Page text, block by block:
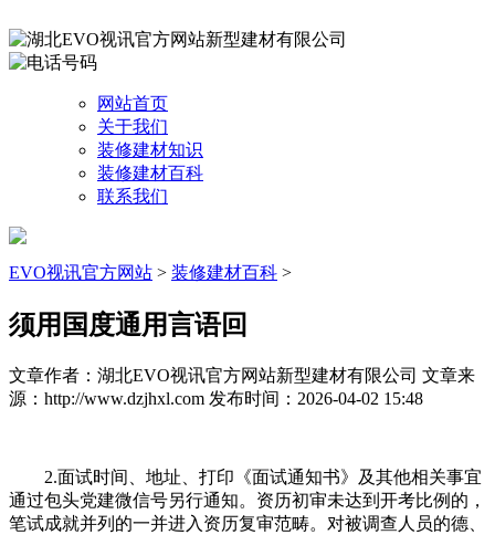
网站首页
关于我们
装修建材知识
装修建材百科
联系我们
EVO视讯官方网站 > 装修建材百科 >
须用国度通用言语回
文章作者：湖北EVO视讯官方网站新型建材有限公司 文章来
源：http://www.dzjhxl.com 发布时间：2026-04-02 15:48
2.面试时间、地址、打印《面试通知书》及其他相关事宜
通过包头党建微信号另行通知。资历初审未达到开考比例的，
笔试成就并列的一并进入资历复审范畴。对被调查人员的德、